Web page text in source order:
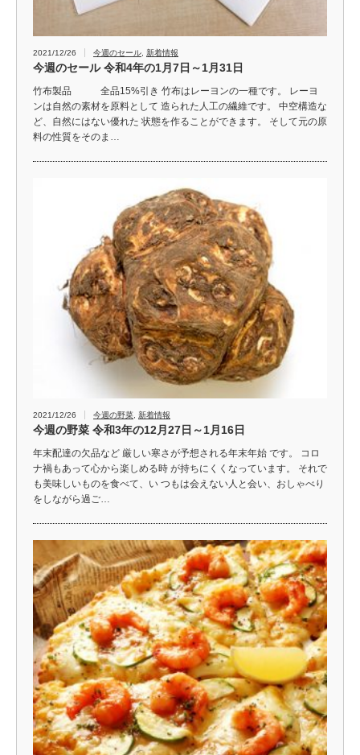
2021/12/26 今週のセール 新着情報
今週のセール 令和4年の1月7日～1月31日
竹布製品 全品15%引き 竹布はレーヨンの一種です。 レーヨ
ンは自然の素材を原料として 造られた人工の繊維です。 中空構造な
ど、自然にはない優れた 状態を作ることができます。 そして元の原
料の性質をそのま…
2021/12/26 今週の野菜 新着情報
今週の野菜 令和3年の12月27日～1月16日
年末配達の欠品など 厳しい寒さが予想される年末年始 です。 コロ
ナ禍もあって心から楽しめる時 が持ちにくくなっています。 それで
も美味しいものを食べて、い つもは会えない人と会い、おしゃべり
をしながら過ご…